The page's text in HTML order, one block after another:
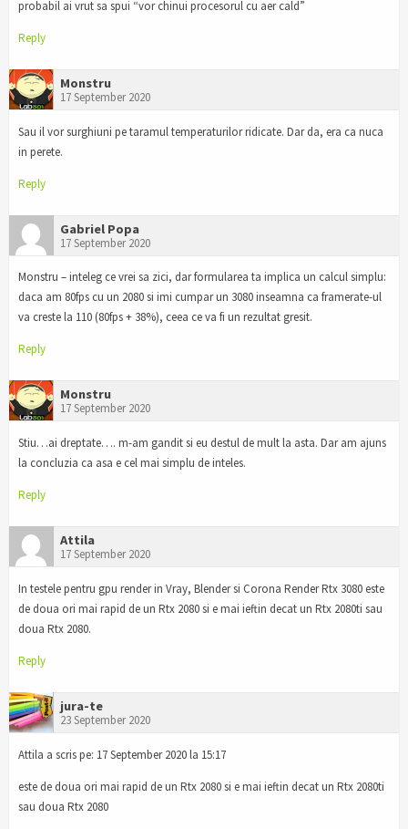
probabil ai vrut sa spui “vor chinui procesorul cu aer cald”
Reply
Monstru
17 September 2020
Sau il vor surghiuni pe taramul temperaturilor ridicate. Dar da, era ca nuca
in perete.
Reply
Gabriel Popa
17 September 2020
Monstru – inteleg ce vrei sa zici, dar formularea ta implica un calcul simplu:
daca am 80fps cu un 2080 si imi cumpar un 3080 inseamna ca framerate-ul
va creste la 110 (80fps + 38%), ceea ce va fi un rezultat gresit.
Reply
Monstru
17 September 2020
Stiu…ai dreptate…. m-am gandit si eu destul de mult la asta. Dar am ajuns
la concluzia ca asa e cel mai simplu de inteles.
Reply
Attila
17 September 2020
In testele pentru gpu render in Vray, Blender si Corona Render Rtx 3080 este
de doua ori mai rapid de un Rtx 2080 si e mai ieftin decat un Rtx 2080ti sau
doua Rtx 2080.
Reply
jura-te
23 September 2020
Attila a scris pe: 17 September 2020 la 15:17
este de doua ori mai rapid de un Rtx 2080 si e mai ieftin decat un Rtx 2080ti
sau doua Rtx 2080